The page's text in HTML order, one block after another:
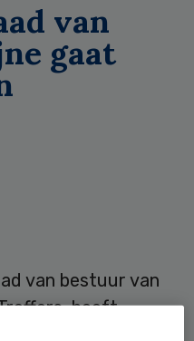
van
gaat
van bestuur van
heeft